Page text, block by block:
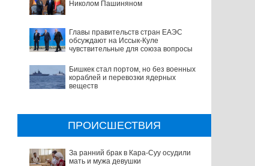
Николом Пашиняном
Главы правительств стран ЕАЭС
обсуждают на Иссык-Куле
чувствительные для союза вопросы
Бишкек стал портом, но без военных
кораблей и перевозки ядерных
веществ
ПРОИСШЕСТВИЯ
За ранний брак в Кара-Суу осудили
мать и мужа девушки